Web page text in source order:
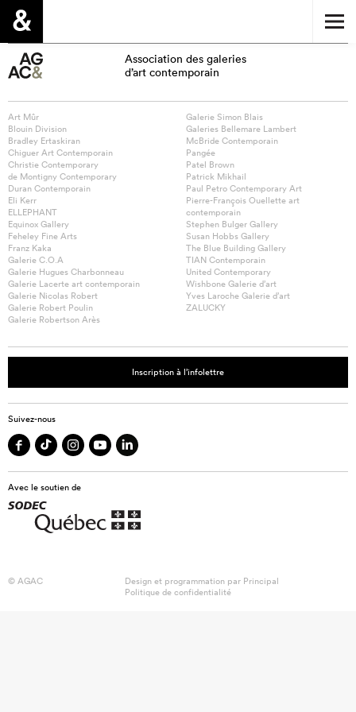
Association des galeries
d’art contemporain
Art Mûr
Blouin Division
Bradley Ertaskiran
Chiguer Art Contemporain
Christie Contemporary
de Montigny Contemporary
Duran Contemporain
Eli Kerr
ELLEPHANT
Equinox Gallery
Feheley Fine Arts
Franz Kaka
Galerie C.O.A
Galerie Hugues Charbonneau
Galerie Lacerte art contemporain
Galerie Nicolas Robert
Galerie Robert Poulin
Galerie Robertson Arès
Galerie Simon Blais
Galeries Bellemare Lambert
McBride Contemporain
Pangée
Patel Brown
Patrick Mikhail
Paul Petro Contemporary Art
Pierre-François Ouellette art
contemporain
Stephen Bulger Gallery
Susan Hobbs Gallery
The Blue Building Gallery
TIAN Contemporain
United Contemporary
Wishbone Galerie d’art
Yves Laroche Galerie d’art
ZALUCKY
Inscription à l’infolettre
Suivez-nous
Avec le soutien de
© AGAC Design et programmation par Principal
Politique de confidentialité